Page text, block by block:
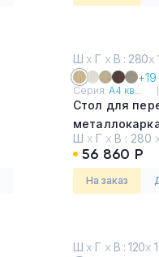
Ш х Г х В : 280х
+19
Серия:А4 кв...
Стол для
Натуральный
Ш х Г х В : 280
56 860 Р
На заказ
Ш х Г х В : 120х